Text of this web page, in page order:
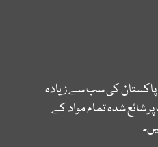
کی سب سے زیادہ
شدہ تمام مواد کے